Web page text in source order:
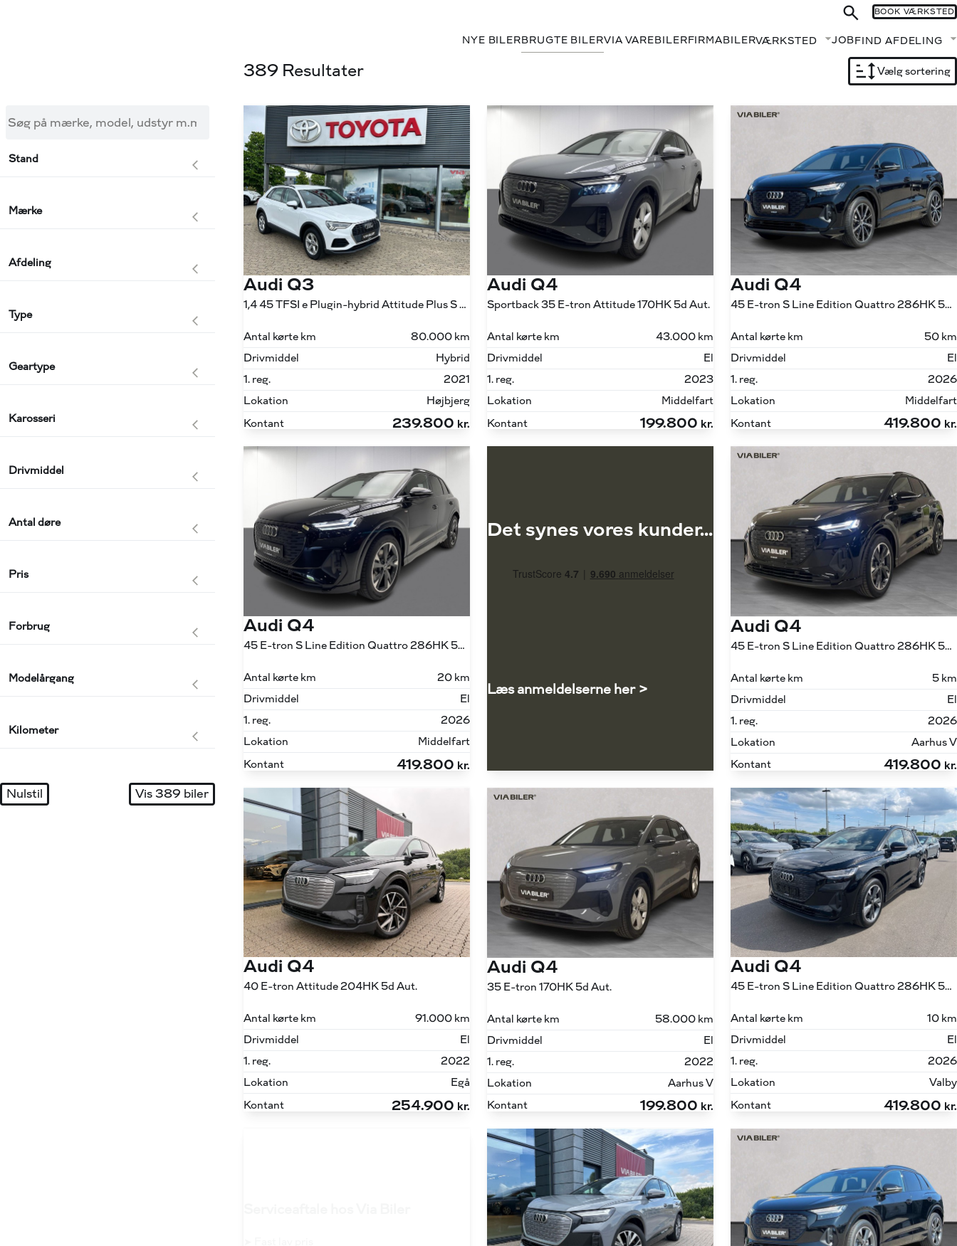
NYE BILER BRUGTE BILERVIA VAREBILER FIRMABILERVÆRKSTED Fold undermenu ud
JOB FIND AFDELING
BOOK VÆRKSTED
389 Resultater Vælg sortering
Stand
Mærke
Afdeling
Type
Geartype
Karosseri
Drivmiddel
Antal døre
Pris
Forbrug
Modelårgang
Kilometer
Nulstil Vis 389 biler
Audi Q3
1,4 45 TFSI e Plugin-hybrid Attitude Plus S Tronic 245HK 5d 6g Aut.
Antal kørte km
80.000 km
Drivmiddel
Hybrid
1. reg.
2021
Lokation
Højbjerg
Kontant
239.800 kr.
Audi Q4
Sportback 35 E-tron Attitude 170HK 5d Aut.
Antal kørte km
43.000 km
Drivmiddel
El
1. reg.
2023
Lokation
Middelfart
Kontant
199.800 kr.
Audi Q4
45 E-tron S Line Edition Quattro 286HK 5d Aut.
Antal kørte km
50 km
Drivmiddel
El
1. reg.
2026
Lokation
Middelfart
Kontant
419.800 kr.
Audi Q4
45 E-tron S Line Edition Quattro 286HK 5d Aut.
Antal kørte km
20 km
Drivmiddel
El
1. reg.
2026
Lokation
Middelfart
Kontant
419.800 kr.
Det synes vores kunder...
Læs anmeldelserne her >
Audi Q4
45 E-tron S Line Edition Quattro 286HK 5d Aut.
Antal kørte km
5 km
Drivmiddel
El
1. reg.
2026
Lokation
Aarhus V
Kontant
419.800 kr.
Audi Q4
40 E-tron Attitude 204HK 5d Aut.
Antal kørte km
91.000 km
Drivmiddel
El
1. reg.
2022
Lokation
Egå
Kontant
254.900 kr.
Audi Q4
35 E-tron 170HK 5d Aut.
Antal kørte km
58.000 km
Drivmiddel
El
1. reg.
2022
Lokation
Aarhus V
Kontant
199.800 kr.
Audi Q4
45 E-tron S Line Edition Quattro 286HK 5d Aut.
Antal kørte km
10 km
Drivmiddel
El
1. reg.
2026
Lokation
Valby
Kontant
419.800 kr.